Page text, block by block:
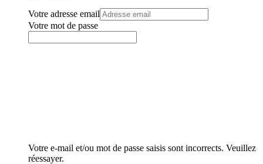
Votre adresse email
Votre mot de passe
Votre e-mail et/ou mot de passe saisis sont incorrects. Veuillez
réessayer.